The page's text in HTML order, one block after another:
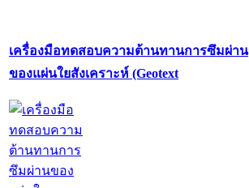
เครื่องมือทดสอบความต้านทานการซึมผ่าน
ของแผ่นใยสังเคราะห์ (Geotext